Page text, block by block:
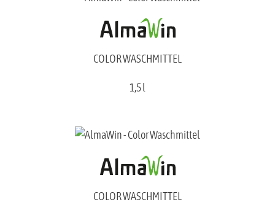
COLOR WASCHMITTEL
1,5 l
COLOR WASCHMITTEL